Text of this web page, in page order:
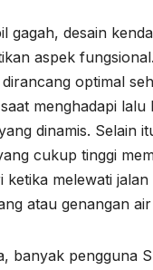
gagah, desain
aspek
optimal
menghadapi lalu
dinamis. Selain
cukup tinggi
ketika melewati jalan
atau genangan
banyak pengguna